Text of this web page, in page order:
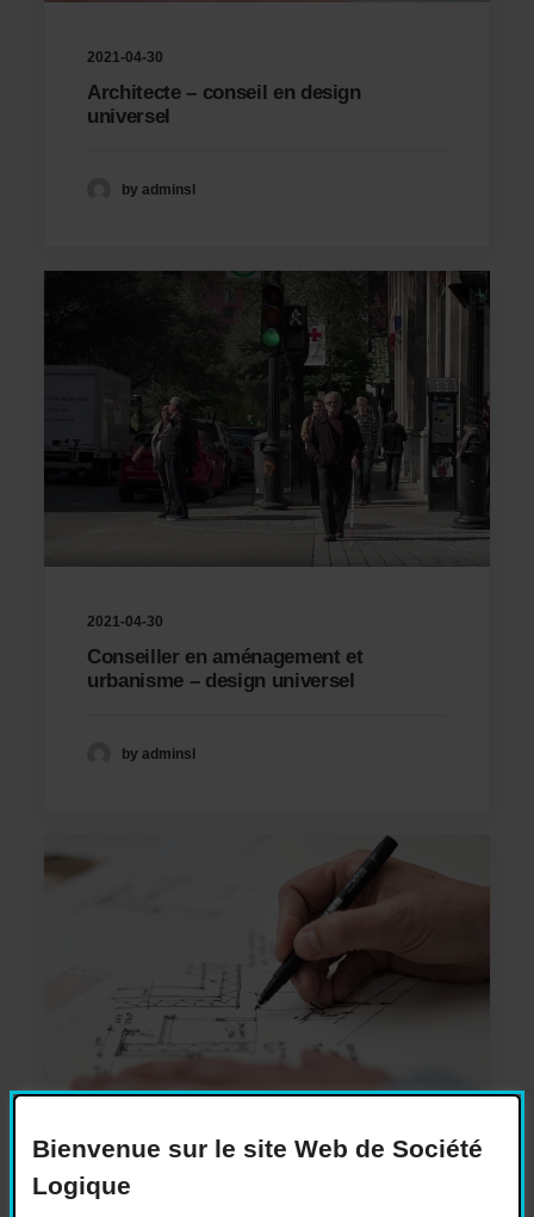
Bienvenue sur le site Web de Société
Logique
2021-04-30
Architecte – conseil en design
universel
by adminsl
2021-04-30
Conseiller en aménagement et
urbanisme – design universel
by adminsl
2019-10-16